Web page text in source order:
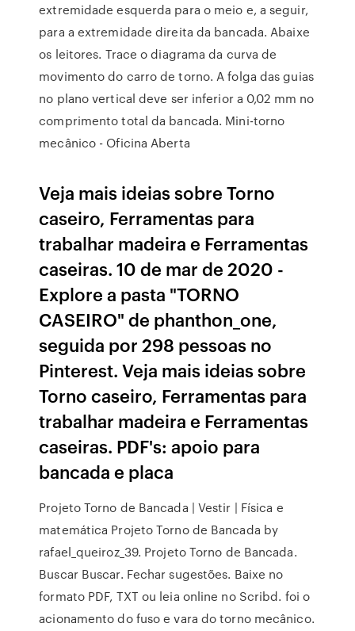
extremidade esquerda para o meio e, a seguir,
para a extremidade direita da bancada. Abaixe
os leitores. Trace o diagrama da curva de
movimento do carro de torno. A folga das guias
no plano vertical deve ser inferior a 0,02 mm no
comprimento total da bancada. Mini-torno
mecânico - Oficina Aberta
Veja mais ideias sobre Torno
caseiro, Ferramentas para
trabalhar madeira e Ferramentas
caseiras. 10 de mar de 2020 -
Explore a pasta "TORNO
CASEIRO" de phanthon_one,
seguida por 298 pessoas no
Pinterest. Veja mais ideias sobre
Torno caseiro, Ferramentas para
trabalhar madeira e Ferramentas
caseiras. PDF's: apoio para
bancada e placa
Projeto Torno de Bancada | Vestir | Física e
matemática Projeto Torno de Bancada by
rafael_queiroz_39. Projeto Torno de Bancada.
Buscar Buscar. Fechar sugestões. Baixe no
formato PDF, TXT ou leia online no Scribd. foi o
acionamento do fuso e vara do torno mecânico.